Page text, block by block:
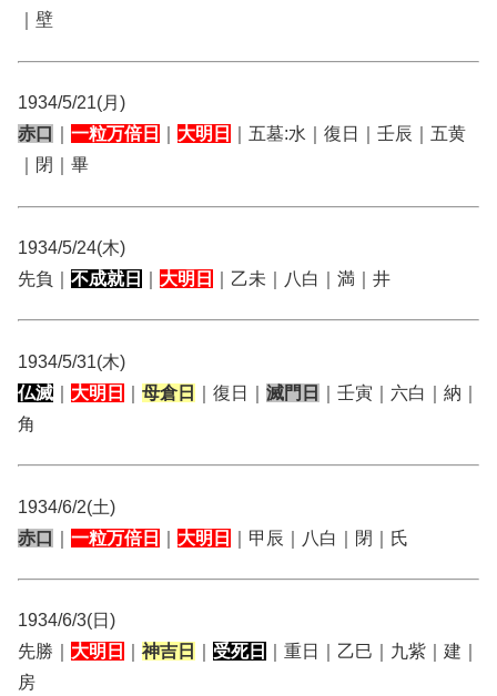
｜壁
1934/5/21(月)
赤口
一粒万倍日 大明日
｜五墓:水｜復日｜壬辰｜五黄
｜閉｜畢
1934/5/24(木)
先負｜ 不成就日 大明日 ｜乙未｜八白｜満｜井
1934/5/31(木)
仏滅
大明日 母倉日 ｜復日｜ 滅門日
｜壬寅｜六白｜納｜
角
1934/6/2(土)
赤口
一粒万倍日 大明日 ｜甲辰｜八白｜閉｜氏
1934/6/3(日)
先勝｜ 大明日 神吉日 受死日
｜重日｜乙巳｜九紫｜建｜
房